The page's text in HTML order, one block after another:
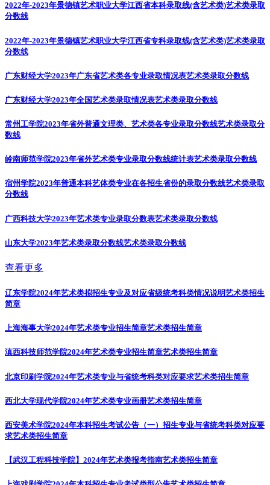
2022年-2023年景德镇艺术职业大学江西省本科录取线(含艺术类)艺术类录取
分数线
2022年-2023年景德镇艺术职业大学江西省专科录取线(含艺术类)艺术类录取
分数线
广东财经大学2023年广东省艺术类各专业录取情况表艺术类录取分数线
广东财经大学2023年全国艺术类录取情况表艺术类录取分数线
常州工学院2023年省外普通文理类、艺术类各专业录取分数线艺术类录取分
数线
岭南师范学院2023年省外艺术类专业录取分数线统计表艺术类录取分数线
宿州学院2023年普通本科艺体类专业在各招生省份的录取分数线艺术类录取
分数线
广西科技大学2023年艺术类专业录取分数表艺术类录取分数线
山东大学2023年艺术类录取分数线艺术类录取分数线
查看更多
辽东学院2024年艺术类拟招生专业及对应省级统考科类情况说明艺术类招生
简章
上海海事大学2024年艺术类专业招生简章艺术类招生简章
滇西科技师范学院2024年艺术类专业招生简章艺术类招生简章
北京印刷学院2024年艺术类专业与省统考科类对应要求艺术类招生简章
西北大学现代学院2024年艺术类专业画册艺术类招生简章
西安美术学院2024年本科招生考试公告（一）招生专业与省统考科类对应要
求艺术类招生简章
【武汉工程科技学院】2024年艺术类报考指南艺术类招生简章